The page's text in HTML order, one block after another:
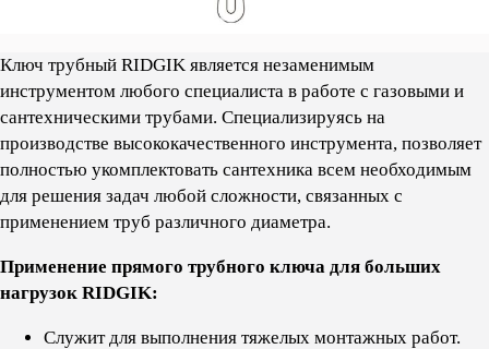
Ключ трубный RIDGIK является незаменимым
инструментом любого специалиста в работе с газовыми и
сантехническими трубами. Cпециализируясь на
производстве высококачественного инструмента, позволяет
полностью укомплектовать сантехника всем необходимым
для решения задач любой сложности, связанных с
применением труб различного диаметра.
Применение прямого трубного ключа для больших
нагрузок RIDGIK:
Служит для выполнения тяжелых монтажных работ.